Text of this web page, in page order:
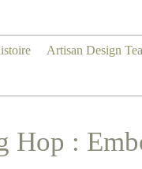
Artisan Design
Hop :